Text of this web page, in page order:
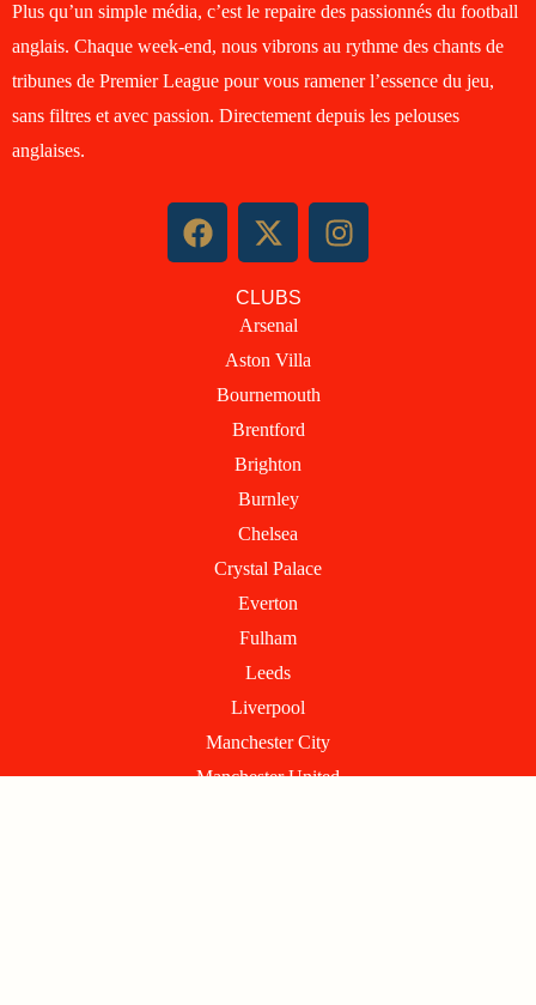
Plus qu’un simple média, c’est le repaire des passionnés du football
anglais. Chaque week-end, nous vibrons au rythme des chants de
tribunes de Premier League pour vous ramener l’essence du jeu,
sans filtres et avec passion. Directement depuis les pelouses
anglaises.
F
a
X
-
w
i
t
t
e
r
I
n
CLUBS
Arsenal
Aston Villa
Bournemouth
Brentford
Brighton
Burnley
Chelsea
Crystal Palace
Everton
Fulham
Leeds
Liverpool
Manchester City
Manchester United